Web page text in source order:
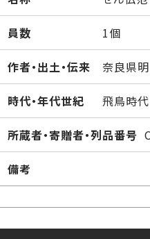
員数 1個
作者・出土・伝来 奈良県
時代・年代世紀 飛鳥時代
所蔵者・寄贈者・列品番号
備考